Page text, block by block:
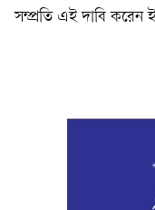
সম্প্রতি এই দাবি